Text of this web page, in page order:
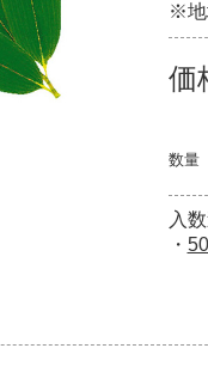
※地
価
数量
入
・